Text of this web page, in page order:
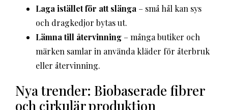
Laga istället för att slänga – små hål kan sys
och dragkedjor bytas ut.
Lämna till återvinning – många butiker och
märken samlar in använda kläder för återbruk
eller återvinning.
Nya trender: Biobaserade fibrer
och cirkulär produktion